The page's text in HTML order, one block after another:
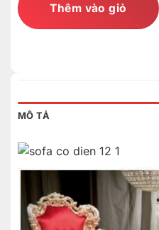
Thêm vào giỏ
MÔ TẢ